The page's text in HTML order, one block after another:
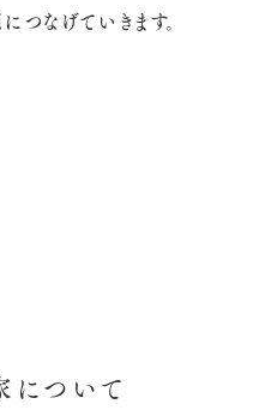
なげていきます。
について